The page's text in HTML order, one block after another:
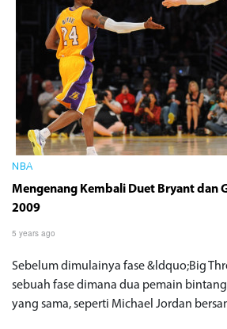
NBA
Mengenang Kembali Duet Bryant dan
2009
5 years ago
Sebelum dimulainya fase &ldquo;Big
sebuah fase dimana dua pemain
yang sama, seperti Michael Jordan